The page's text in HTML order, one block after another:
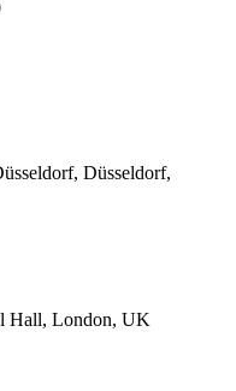
Düsseldorf,
Hall, London, UK